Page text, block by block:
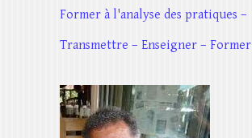
Former à l'analyse des pratiques –
Transmettre – Enseigner – Former